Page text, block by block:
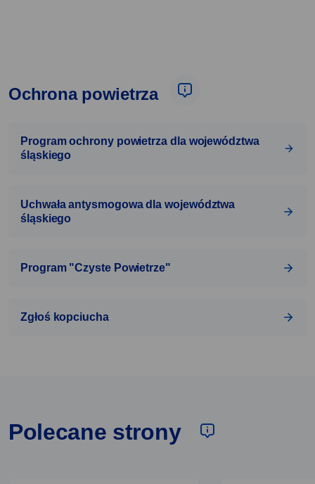
Ochrona powietrza
Program ochrony powietrza dla województwa
śląskiego
Uchwała antysmogowa dla województwa
śląskiego
Program "Czyste Powietrze"
Zgłoś kopciucha
Polecane strony